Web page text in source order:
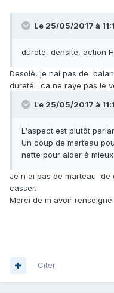
Le 25/05/2017 à
dureté, densité, action
Desolé, je nai pas de
dureté: ca ne raye pas le
Le 25/05/2017 à
L'aspect est plutôt
Un coup de marteau
nette pour aider à mieux
Je n'ai pas de marteau de
casser.
Merci de m'avoir renseigné
Citer